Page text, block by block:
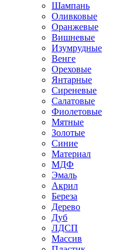
Шампань
Оливковые
Оранжевые
Вишневые
Изумрудные
Венге
Ореховые
Янтарные
Сиреневые
Салатовые
Фиолетовые
Мятные
Золотые
Синие
Материал
МДФ
Эмаль
Акрил
Береза
Дерево
Дуб
ЛДСП
Массив